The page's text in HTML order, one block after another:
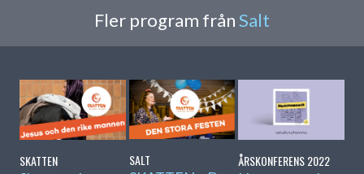
Fler program frånSalt
SKATTEN SALT ÅRSKONFERENS 2022